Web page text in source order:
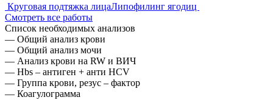
Круговая подтяжка лицаЛипофилинг ягодиц
Смотреть все работы
Список необходимых анализов
— Общий анализ крови
— Общий анализ мочи
— Анализ крови на RW и ВИЧ
— Hbs – антиген + анти HCV
— Группа крови, резус – фактор
— Коагулограмма